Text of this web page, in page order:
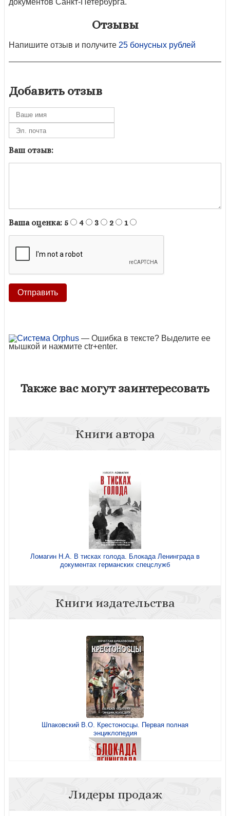
Отзывы
Напишите отзыв и получите 25 бонусных рублей
Добавить отзыв
Ваш отзыв:
Ваша оценка: 5 4 3 2 1
— Ошибка в тексте? Выделите ее
мышкой и нажмите ctr+enter.
Также вас могут заинтересовать
Книги автора
Ломагин Н.А. В тисках голода. Блокада Ленинграда в
документах германских спецслужб
Книги издательства
Шпаковский В.О. Крестоносцы. Первая полная
энциклопедия
Лидеры продаж